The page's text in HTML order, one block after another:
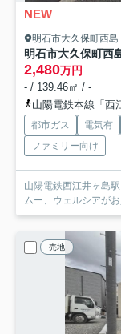
NEW
明石市大久保町西島
明石市大久保町
2,480万円
- / 139.46㎡ / -
山陽電鉄本線「西
都市ガス 電気有
ファミリー向け
山陽電鉄西江井ヶ島
ムー、ウェルシアが
売地